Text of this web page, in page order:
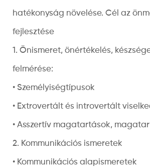
hatékonyság növelése. Cél az
fejlesztése
1. Önismeret, önértékelés,
felmérése:
• Személyiségtípusok
• Extrovertált és introvertált
• Asszertív magatartások,
2. Kommunikációs ismeretek
• Kommunikációs alapismeretek